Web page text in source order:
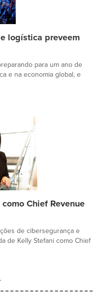
logística preveem
para um ano de
e na economia global, e
Chief Revenue
de cibersegurança e
de Kelly Stefani como Chief